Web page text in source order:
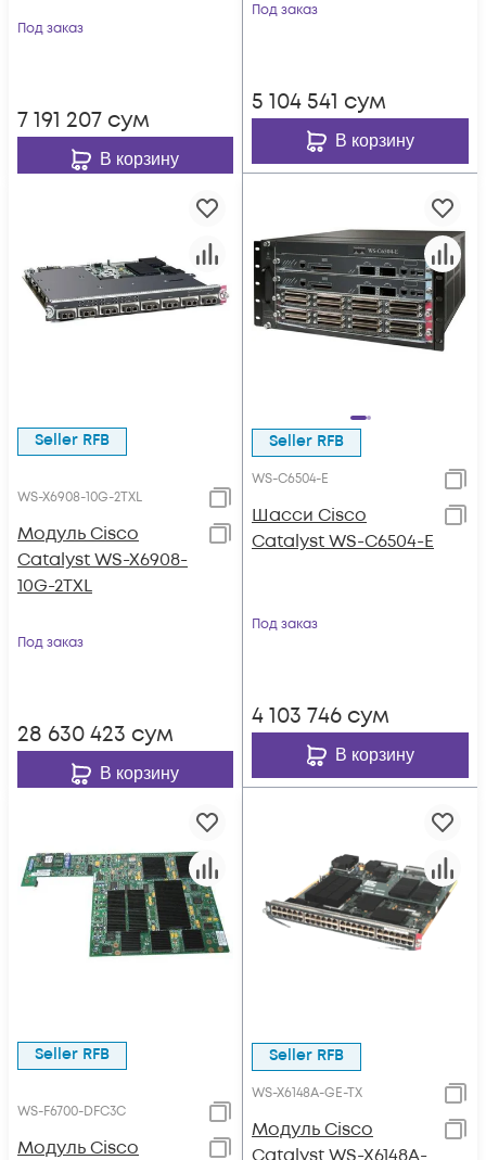
Под заказ
7 191 207 сум
В корзину
Под заказ
5 104 541 сум
В корзину
Seller RFB
WS-X6908-10G-2TXL
Модуль Cisco
Catalyst WS-X6908-
10G-2TXL
Под заказ
28 630 423 сум
В корзину
Seller RFB
WS-C6504-E
Шасси Cisco
Catalyst WS-C6504-E
Под заказ
4 103 746 сум
В корзину
Seller RFB
WS-F6700-DFC3C
Модуль Cisco
Seller RFB
WS-X6148A-GE-TX
Модуль Cisco